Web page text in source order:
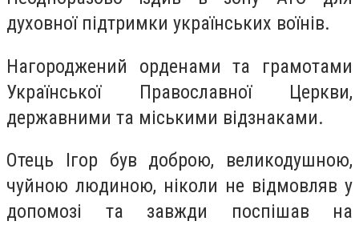
духовної підтримки українських воїнів.
Нагороджений орденами та грамотами
Української Православної Церкви,
державними та міськими відзнаками.
Отець Ігор був доброю, великодушною,
чуйною людиною, ніколи не відмовляв у
допомозі та завжди поспішав на